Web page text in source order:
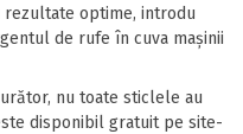
rezultate optime, introdu
de rufe în cuva mașinii
nu toate sticlele au
disponibil gratuit pe site-